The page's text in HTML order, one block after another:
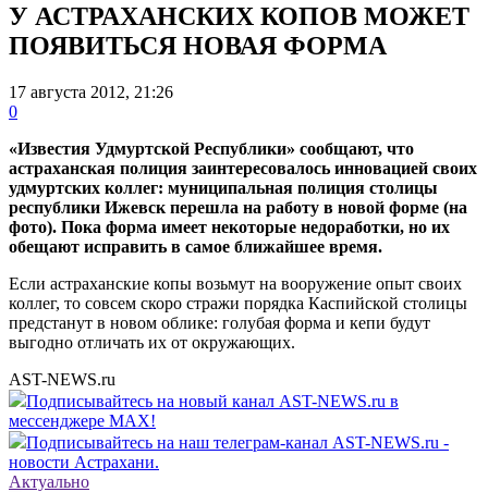
У АСТРАХАНСКИХ КОПОВ МОЖЕТ
ПОЯВИТЬСЯ НОВАЯ ФОРМА
17 августа 2012, 21:26
0
«Известия Удмуртской Республики» сообщают, что
астраханская полиция заинтересовалось инновацией своих
удмуртских коллег: муниципальная полиция столицы
республики Ижевск перешла на работу в новой форме (на
фото). Пока форма имеет некоторые недоработки, но их
обещают исправить в самое ближайшее время.
Если астраханские копы возьмут на вооружение опыт своих
коллег, то совсем скоро стражи порядка Каспийской столицы
предстанут в новом облике: голубая форма и кепи будут
выгодно отличать их от окружающих.
AST-NEWS.ru
Подписывайтесь на новый канал AST-NEWS.ru в
мессенджере MAX!
Подписывайтесь на наш телеграм-канал AST-NEWS.ru -
новости Астрахани.
Актуально